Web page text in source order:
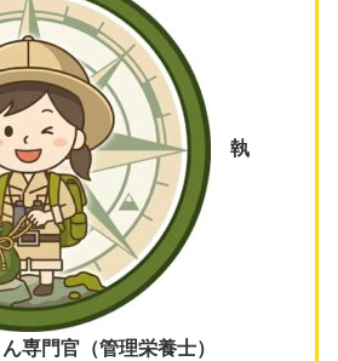
執
専門官（管理栄養士）